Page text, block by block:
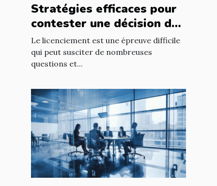
Stratégies efficaces pour
contester une décision de
licenciement
Le licenciement est une épreuve difficile
qui peut susciter de nombreuses
questions et...